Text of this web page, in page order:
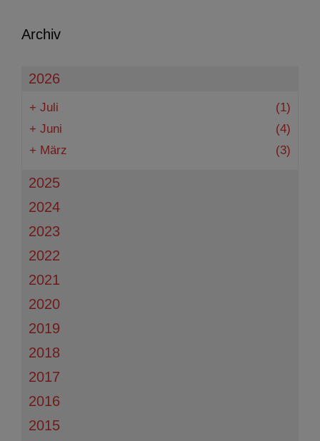
Archiv
2026
+ Juli
(1)
+ Juni
(4)
+ März (3)
2025
2024
2023
2022
2021
2020
2019
2018
2017
2016
2015